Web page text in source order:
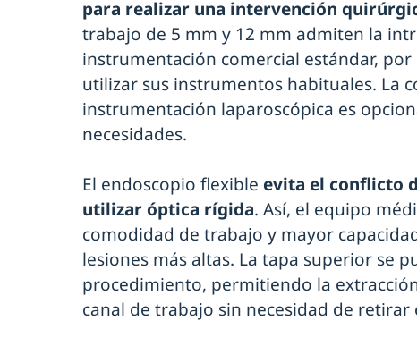
para realizar una intervención
trabajo de 5 mm y 12 mm admiten la
instrumentación comercial estándar,
utilizar sus instrumentos habituales. La
instrumentación laparoscópica es
necesidades.
El endoscopio flexible evita el conflicto
utilizar óptica rígida. Así, el equipo
comodidad de trabajo y mayor
lesiones más altas. La tapa superior se
procedimiento, permitiendo la
canal de trabajo sin necesidad de